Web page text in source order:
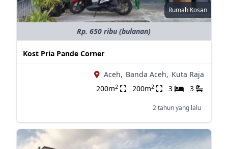
Rumah Kosan
Rp. 650 ribu (bulanan)
Kost Pria Pande Corner
Aceh, Banda Aceh, Kuta Raja
200m2 200m2 3 3
2 tahun yang lalu